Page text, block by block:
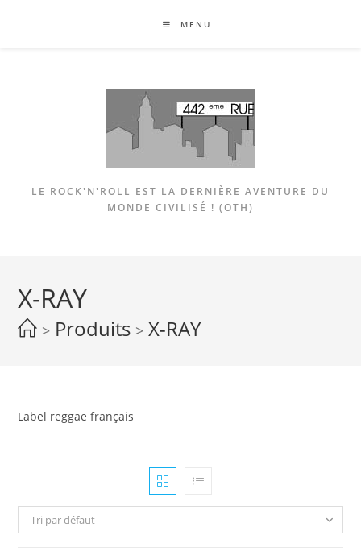
MENU
LE ROCK'N'ROLL EST LA DERNIÈRE AVENTURE DU
MONDE CIVILISÉ ! (OTH)
X-RAY
> Produits > X-RAY
Label reggae français
Tri par défaut